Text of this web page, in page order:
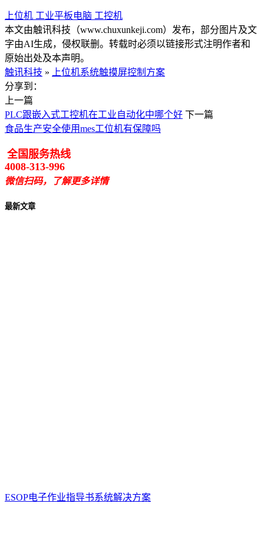
上位机 工业平板电脑 工控机
本文由触讯科技（www.chuxunkeji.com）发布，部分图片及文
字由AI生成，侵权联删。转载时必须以链接形式注明作者和
原始出处及本声明。
触讯科技 »
上位机系统触摸屏控制方案
分享到：
上一篇
PLC跟嵌入式工控机在工业自动化中哪个好 下一篇
食品生产安全使用mes工位机有保障吗
全国服务热线
4008-313-996
微信扫码，了解更多详情
最新文章
ESOP电子作业指导书系统解决方案